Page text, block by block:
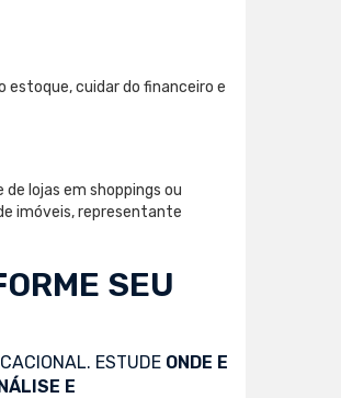
cuidar do financeiro e
lojas em shoppings ou
imóveis, representante
SEU
ESTUDE ONDE E
E